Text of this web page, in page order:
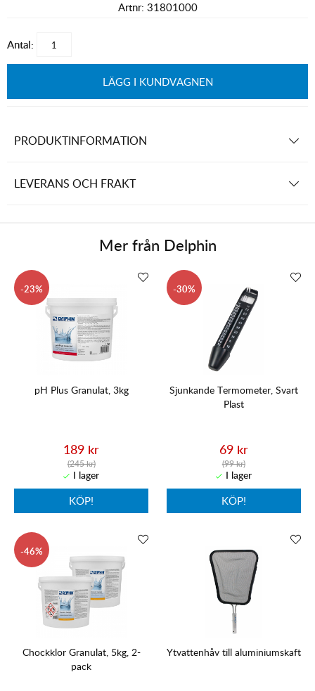
Artnr: 31801000
Antal:
LÄGG I KUNDVAGNEN
PRODUKTINFORMATION
LEVERANS OCH FRAKT
Mer från Delphin
23
pH Plus Granulat, 3kg
189 kr
(245 kr)
KÖP!
30
Sjunkande Termometer, Svart
Plast
69 kr
(99 kr)
KÖP!
46
Chockklor Granulat, 5kg, 2-
pack
Ytvattenhåv till aluminiumskaft